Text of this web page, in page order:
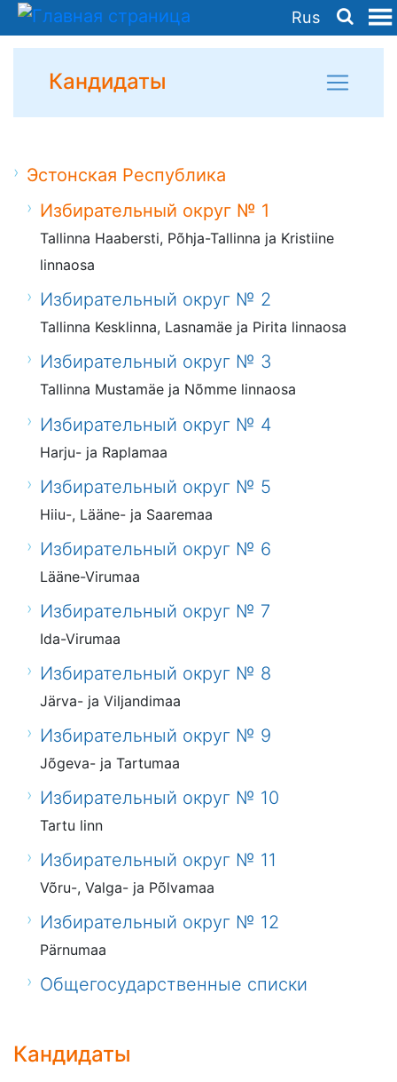
Rus
Кандидаты
Эстонская Республика
Избирательный округ № 1
Tallinna Haabersti, Põhja-Tallinna ja Kristiine
linnaosa
Избирательный округ № 2
Tallinna Kesklinna, Lasnamäe ja Pirita linnaosa
Избирательный округ № 3
Tallinna Mustamäe ja Nõmme linnaosa
Избирательный округ № 4
Harju- ja Raplamaa
Избирательный округ № 5
Hiiu-, Lääne- ja Saaremaa
Избирательный округ № 6
Lääne-Virumaa
Избирательный округ № 7
Ida-Virumaa
Избирательный округ № 8
Järva- ja Viljandimaa
Избирательный округ № 9
Jõgeva- ja Tartumaa
Избирательный округ № 10
Tartu linn
Избирательный округ № 11
Võru-, Valga- ja Põlvamaa
Избирательный округ № 12
Pärnumaa
Общегосударственные списки
Кандидаты